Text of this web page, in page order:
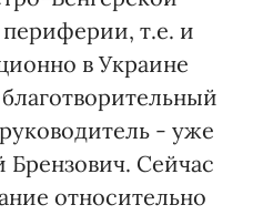
т.е. и
в Украине
- уже
Сейчас
относительно